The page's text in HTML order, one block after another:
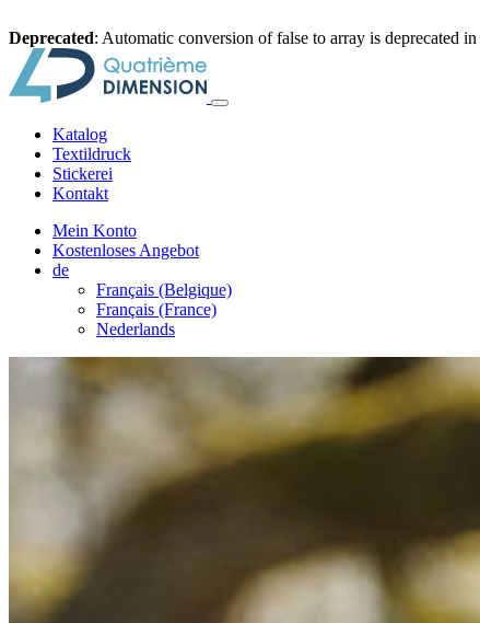
Deprecated: Automatic conversion of false to array is deprecated in
Katalog
Textildruck
Stickerei
Kontakt
Mein Konto
Kostenloses Angebot
de
Français (Belgique)
Français (France)
Nederlands